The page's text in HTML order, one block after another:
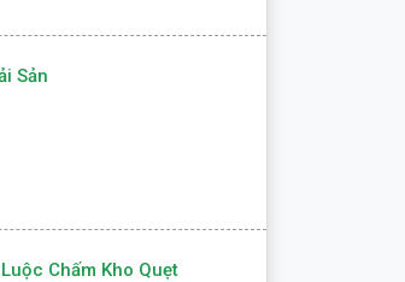
Sản
Chấm Kho Quẹt